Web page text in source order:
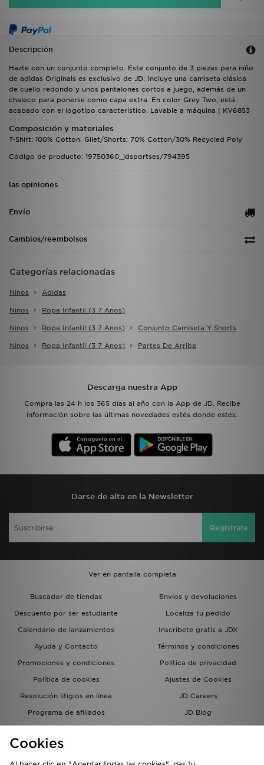
Descripción
Hazte con un conjunto completo. Este conjunto de 3 piezas para niño
de adidas Originals es exclusivo de JD. Incluye una camiseta clásica
de cuello redondo y unos pantalones cortos a juego, además de un
chaleco para ponerse como capa extra. En color Grey Two, está
acabado con el logotipo característico. Lavable a máquina | KV6853
Composición y materiales
T-Shirt: 100% Cotton. Gilet/Shorts: 70% Cotton/30% Recycled Poly
Código de producto: 19750360_jdsportses/794395
las opiniones
Envío
Cambios/reembolsos
Categorías relacionadas
Ninos Adidas
Ninos Ropa Infantil (3 7 Anos)
Ninos Ropa Infantil (3 7 Anos) Conjunto Camiseta Y Shorts
Ninos Ropa Infantil (3 7 Anos) Partes De Arriba
Descarga nuestra App
Compra las 24 h los 365 días al año con la App de JD. Recibe
información sobre las últimas novedades estés donde estés.
Darse de alta en la Newsletter
Regístrate
Ver en pantalla completa
Buscador de tiendas
Envíos y devoluciones
Descuento por ser estudiante
Localiza tu pedido
Calendario de lanzamientos
Inscríbete gratis a JDX
Ayuda y Contacto
Términos y condiciones
Promociones y condiciones
Política de privacidad
Política de cookies
Ajustes de Cookies
Resolución litigios en línea
JD Careers
Programa de afiliados
JD Blog
del grupo JD - Whistleblowing
Cookies